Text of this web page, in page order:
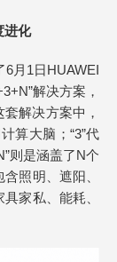
进化
月1日HUAWEI
解决方案，
解决方案中，
算大脑；“3”代
则是涵盖了N个
照明、遮阳、
家私、能耗、